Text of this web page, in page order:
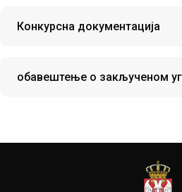
Конкурсна документација
обавештење о закљученом